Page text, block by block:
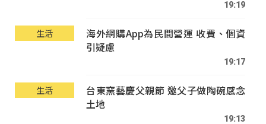
19:19
生活
海外網購App為民間營運 收費、個資
引疑慮
19:17
生活
台東窯藝慶父親節 邀父子做陶碗感念
土地
19:13